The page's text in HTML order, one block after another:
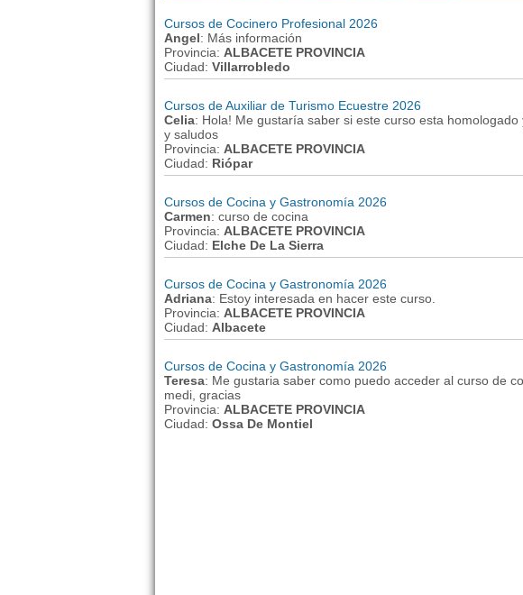
Cursos de Cocinero Profesional 2026
Angel: Más información
Provincia: ALBACETE PROVINCIA
Ciudad: Villarrobledo
Cursos de Auxiliar de Turismo Ecuestre 2026
Celia: Hola! Me gustaría saber si este curso esta
y saludos
Provincia: ALBACETE PROVINCIA
Ciudad: Riópar
Cursos de Cocina y Gastronomía 2026
Carmen: curso de cocina
Provincia: ALBACETE PROVINCIA
Ciudad: Elche De La Sierra
Cursos de Cocina y Gastronomía 2026
Adriana: Estoy interesada en hacer este curso.
Provincia: ALBACETE PROVINCIA
Ciudad: Albacete
Cursos de Cocina y Gastronomía 2026
Teresa: Me gustaria saber como puedo acceder al curso de
medi, gracias
Provincia: ALBACETE PROVINCIA
Ciudad: Ossa De Montiel